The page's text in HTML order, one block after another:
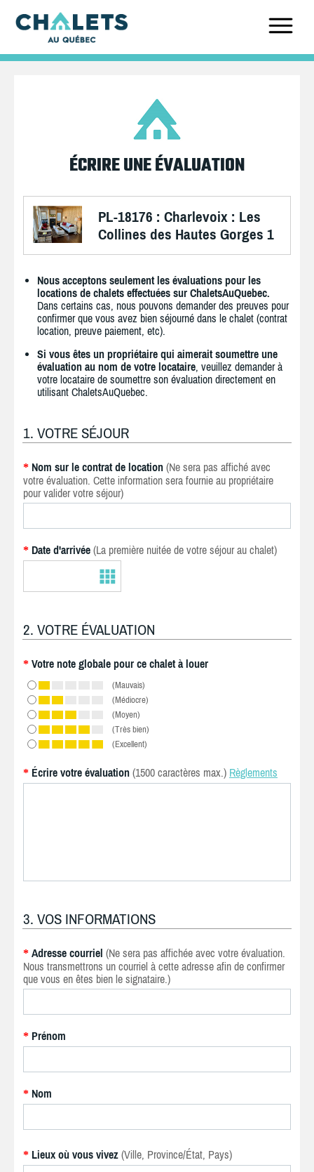
ÉCRIRE UNE ÉVALUATION
PL-18176 : Charlevoix : Les
Collines des Hautes Gorges 1
Nous acceptons seulement les évaluations pour les
locations de chalets effectuées sur ChaletsAuQuebec.
Dans certains cas, nous pouvons demander des preuves pour
confirmer que vous avez bien séjourné dans le chalet (contrat
location, preuve paiement, etc).
Si vous êtes un propriétaire qui aimerait soumettre une
évaluation au nom de votre locataire, veuillez demander à
votre locataire de soumettre son évaluation directement en
utilisant ChaletsAuQuebec.
1. VOTRE SÉJOUR
* Nom sur le contrat de location (Ne sera pas affiché avec
votre évaluation. Cette information sera fournie au propriétaire
pour valider votre séjour)
* Date d'arrivée (La première nuitée de votre séjour au chalet)
2. VOTRE ÉVALUATION
* Votre note globale pour ce chalet à louer
(Mauvais)
(Médiocre)
(Moyen)
(Très bien)
(Excellent)
* Écrire votre évaluation (1500 caractères max.) Règlements
3. VOS INFORMATIONS
* Adresse courriel (Ne sera pas affichée avec votre évaluation.
Nous transmettrons un courriel à cette adresse afin de confirmer
que vous en êtes bien le signataire.)
* Prénom
* Nom
* Lieux où vous vivez (Ville, Province/État, Pays)